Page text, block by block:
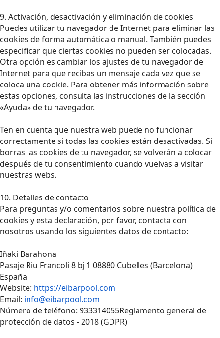
9. Activación, desactivación y eliminación de cookies
Puedes utilizar tu navegador de Internet para eliminar las
cookies de forma automática o manual. También puedes
especificar que ciertas cookies no pueden ser colocadas.
Otra opción es cambiar los ajustes de tu navegador de
Internet para que recibas un mensaje cada vez que se
coloca una cookie. Para obtener más información sobre
estas opciones, consulta las instrucciones de la sección
«Ayuda» de tu navegador.
Ten en cuenta que nuestra web puede no funcionar
correctamente si todas las cookies están desactivadas. Si
borras las cookies de tu navegador, se volverán a colocar
después de tu consentimiento cuando vuelvas a visitar
nuestras webs.
10. Detalles de contacto
Para preguntas y/o comentarios sobre nuestra política de
cookies y esta declaración, por favor, contacta con
nosotros usando los siguientes datos de contacto:
Iñaki Barahona
Pasaje Riu Francoli 8 bj 1 08880 Cubelles (Barcelona)
España
Website: https://eibarpool.com
Email: info@eibarpool.com
Número de teléfono: 933314055Reglamento general de
protección de datos - 2018 (GDPR)